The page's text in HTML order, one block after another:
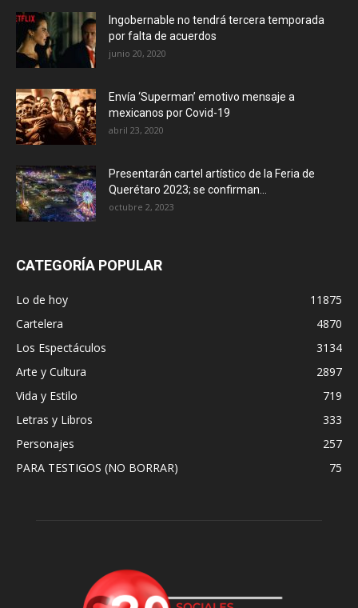
Ingobernable no tendrá tercera temporada
por falta de acuerdos
junio 20, 2020
Envía ‘Superman’ emotivo mensaje a
mexicanos por Covid-19
abril 23, 2020
Presentarán cartel artístico de la Feria de
Querétaro 2023; se confirman...
octubre 2, 2023
CATEGORÍA POPULAR
Lo de hoy
11875
Cartelera
4870
Los Espectáculos
3134
Arte y Cultura
2897
Vida y Estilo
719
Letras y Libros
333
Personajes
257
PARA TESTIGOS (NO BORRAR)
75